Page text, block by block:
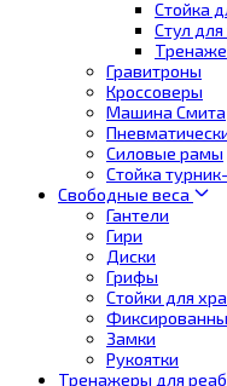
Стойка
Стул
Гравитроны
Кроссоверы
Машина Смита
Силовые рамы
Стойка
Свободные веса
Гантели
Гири
Диски
Грифы
Стойки для
Замки
Рукоятки
Тренажеры для